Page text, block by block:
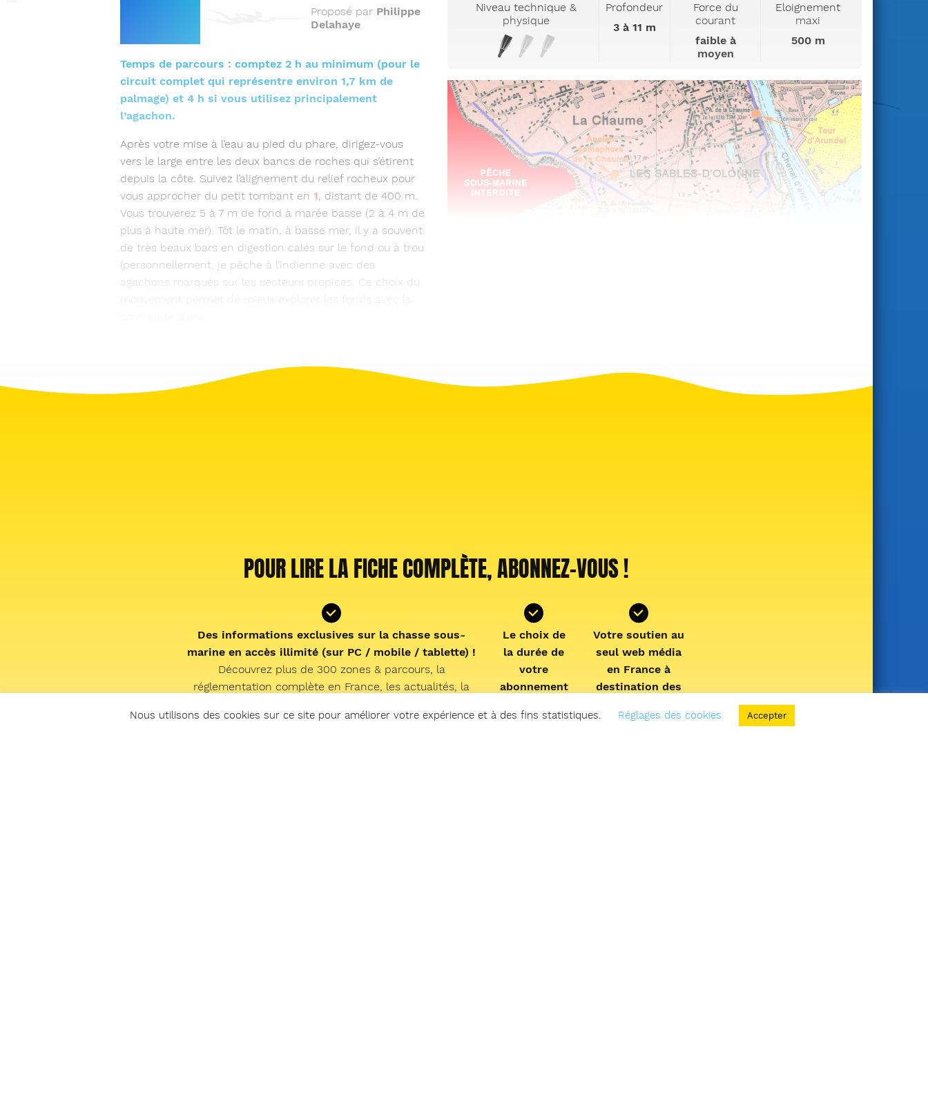
Proposé par Philippe
Delahaye
Temps de parcours : comptez 2 h au minimum (pour le
circuit complet qui représentre environ 1,7 km de
palmage) et 4 h si vous utilisez principalement
l’agachon.
Après votre mise à l’eau au pied du phare, dirigez-vous
vers le large entre les deux bancs de roches qui s’étirent
depuis la côte. Suivez l’alignement du relief rocheux pour
vous approcher du petit tombant en 1, distant de 400 m.
Vous trouverez 5 à 7 m de fond à marée basse (2 à 4 m de
plus à haute mer). Tôt le matin, à basse mer, il y a souvent
de très beaux bars en digestion calés sur le fond ou à trou
(personnellement, je pêche à l’indienne avec des
agachons marqués sur les secteurs propices. Ce choix du
Niveau technique &
physique
Profondeur
3 à 11 m
Force du
courant
faible à
moyen
Eloignement
maxi
500 m
POUR LIRE LA FICHE COMPLÈTE, ABONNEZ-VOUS !
Des informations exclusives sur la chasse sous-
marine en accès illimité (sur PC / mobile / tablette) !
Découvrez plus de 300 zones & parcours, la
réglementation complète en France, les actualités, la
showroom matériel, les vidéos « En direct du littoral »,
Le choix de
la durée de
votre
abonnement
mensuel (et
Votre soutien au
seul web média
en France à
destination des
apnée !
Nous utilisons des cookies sur ce site pour améliorer votre expérience et à des fins statistiques. Réglages des cookies Accepter